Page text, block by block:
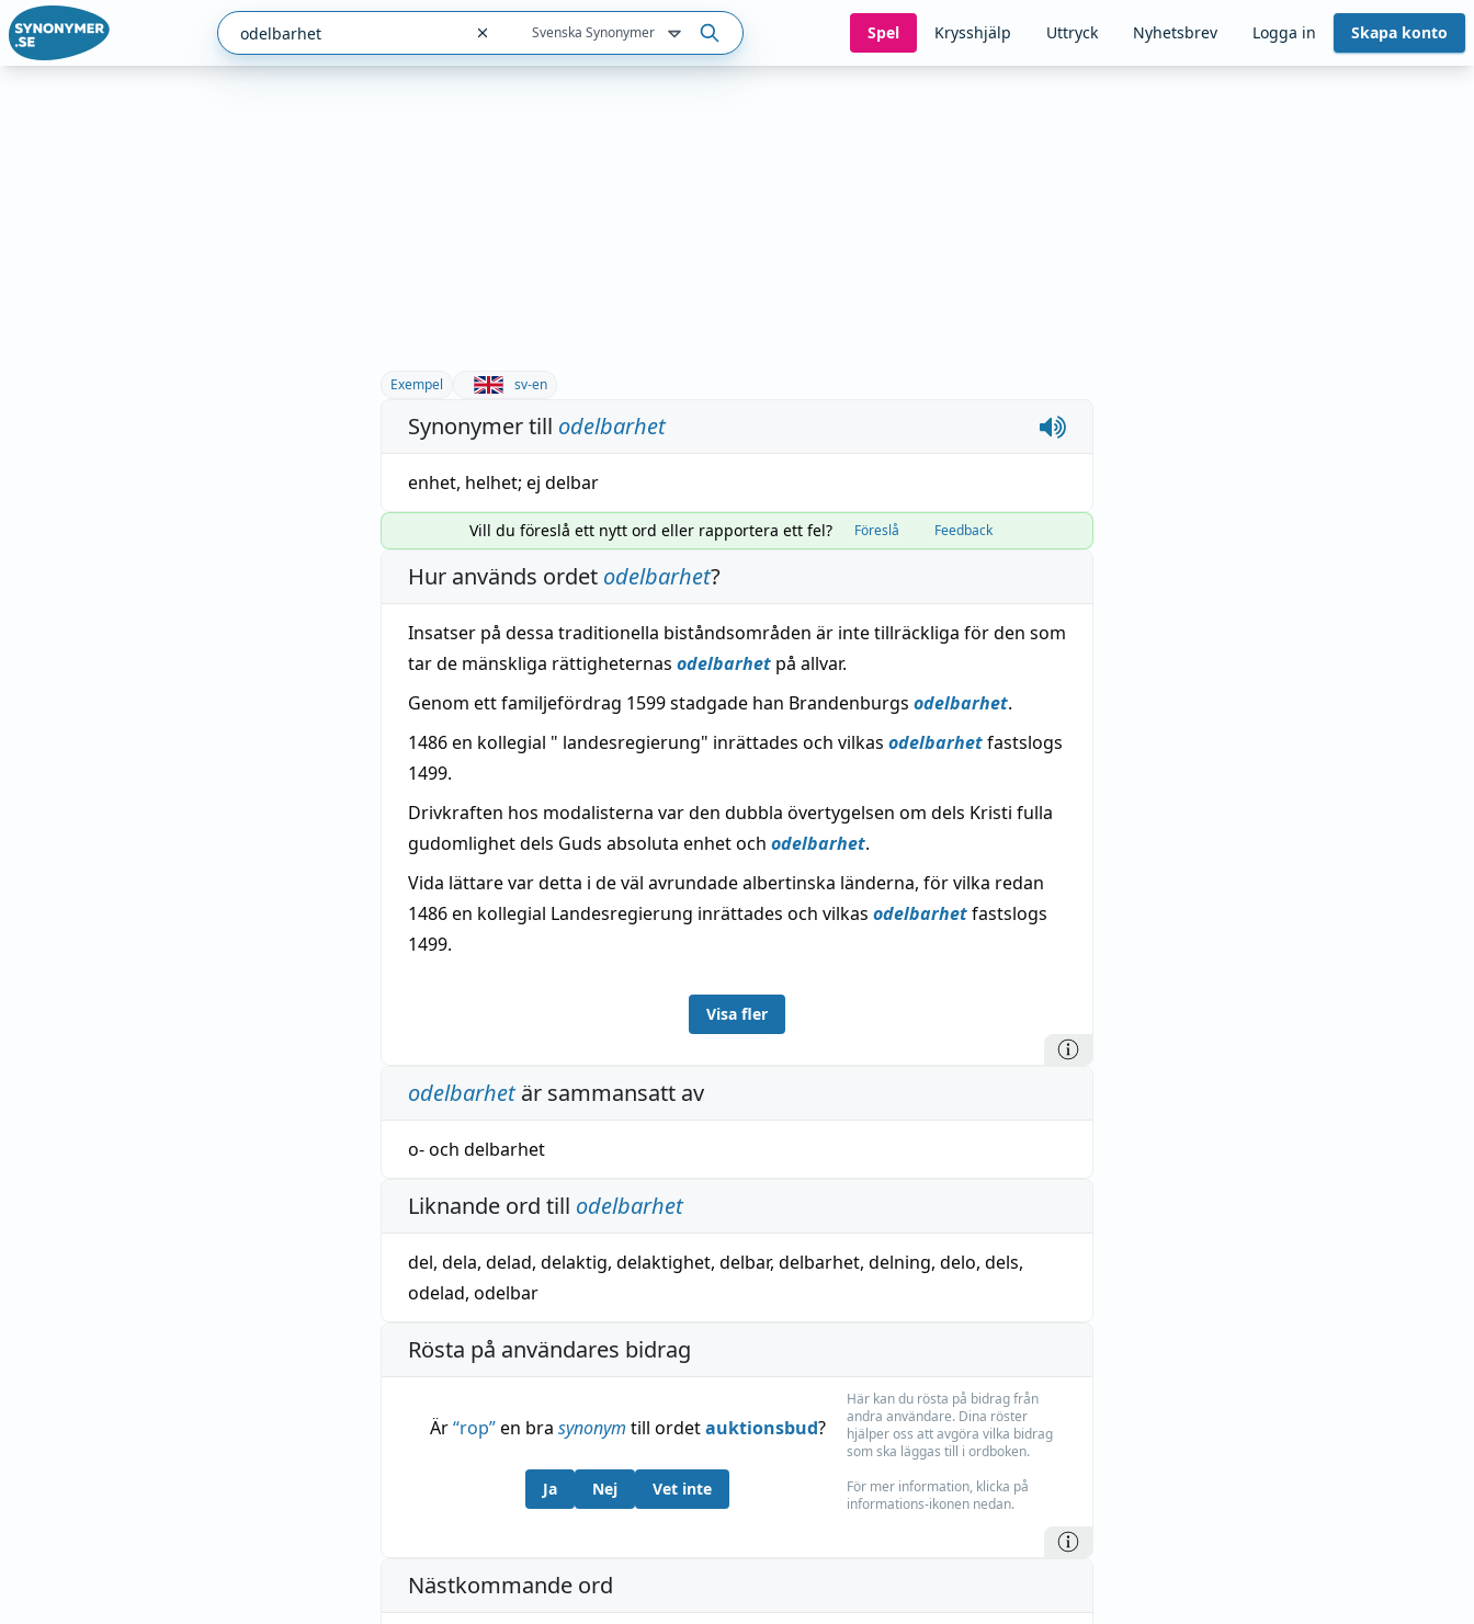
Svenska Synonymer Spel Krysshjälp Uttryck Nyhetsbrev Logga in Skapa konto
Exempel sv-en
Synonymer till odelbarhet
enhet, helhet; ej delbar
Vill du föreslå ett nytt ord eller rapportera ett fel? Föreslå Feedback
Hur används ordet odelbarhet?
Insatser på dessa traditionella biståndsområden är inte tillräckliga för den som
tar de mänskliga rättigheternas odelbarhet på allvar.
Genom ett familjefördrag 1599 stadgade han Brandenburgs odelbarhet.
1486 en kollegial " landesregierung" inrättades och vilkas odelbarhetfastslogs
1499.
Drivkraften hos modalisterna var den dubbla övertygelsen om dels Kristi fulla
gudomlighet dels Guds absoluta enhet och odelbarhet.
Vida lättare var detta i de väl avrundade albertinska länderna, för vilka redan
1486 en kollegial Landesregierung inrättades och vilkas odelbarhetfastslogs
1499.
Visa fler
odelbarhetär sammansatt av
o-och delbarhet
Liknande ord till odelbarhet
del, dela, delad, delaktig, delaktighet, delbar, delbarhet, delning, delo, dels,
odelad, odelbar
Rösta på användares bidrag
Är“rop”en bra synonym till ordetauktionsbud?
Ja Nej Vet inte
Här kan du rösta på bidrag från
andra användare. Dina röster
hjälper oss att avgöra vilka bidrag
som ska läggas till i ordboken.
För mer information, klicka på
informations-ikonen nedan.
Nästkommande ord